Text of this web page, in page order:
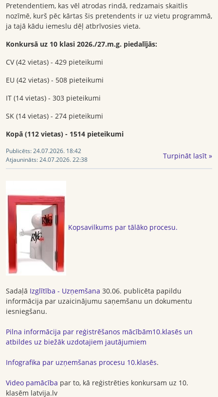
Pretendentiem, kas vēl atrodas rindā, redzamais skaitlis
nozīmē, kurš pēc kārtas šis pretendents ir uz vietu programmā,
ja tajā kādu iemeslu dēļ atbrīvosies vieta.
Konkursā uz 10 klasi 2026./27.m.g. piedalījās:
CV (42 vietas) - 429 pieteikumi
EU (42 vietas) - 508 pieteikumi
IT (14 vietas) - 303 pieteikumi
SK (14 vietas) - 274 pieteikumi
Kopā (112 vietas) - 1514 pieteikumi
Publicēts:24.07.2026. 18:42
Atjaunināts:24.07.2026. 22:38 Turpināt lasīt »
Kopsavilkums par tālāko procesu.
Sadaļā Izglītība - Uzņemšana 30.06. publicēta papildu
informācija par uzaicinājumu saņemšanu un dokumentu
iesniegšanu.
Pilna informācija par reģistrēšanos mācībām10.klasēs un
atbildes uz biežāk uzdotajiem jautājumiem
Infografika par uzņemšanas procesu 10.klasēs.
Video pamācība par to, kā reģistrēties konkursam uz 10.
klasēm latvija.lv